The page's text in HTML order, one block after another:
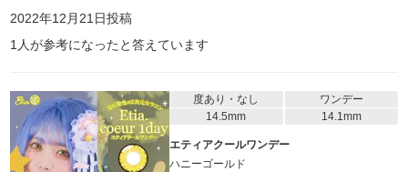
2022年12月21日投稿
1 人が参考になったと答えています
度あり・なし
ワンデー
14.5mm
14.1mm
エティアクールワンデー
ハニーゴールド